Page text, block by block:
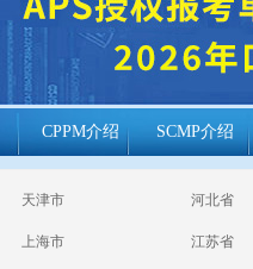
CPPM介绍 SCMP介绍
天津市 河北省
上海市 江苏省